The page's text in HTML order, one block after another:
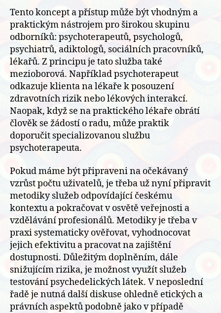
Tento koncept a přístup může být vhodným a
praktickým nástrojem pro širokou skupinu
odborníků: psychoterapeutů, psychologů,
psychiatrů, adiktologů, sociálních pracovníků,
lékařů. Z principu je tato služba také
mezioborová. Například psychoterapeut
odkazuje klienta na lékaře k posouzení
zdravotních rizik nebo lékových interakcí.
Naopak, když se na praktického lékaře obrátí
člověk se žádostí o radu, může praktik
doporučit specializovanou službu
psychoterapeuta.
Pokud máme být připraveni na očekávaný
vzrůst počtu uživatelů, je třeba už nyní připravit
metodiky služeb odpovídající českému
kontextu a pokračovat v osvětě veřejnosti a
vzdělávání profesionálů. Metodiky je třeba v
praxi systematicky ověřovat, vyhodnocovat
jejich efektivitu a pracovat na zajištění
dostupnosti. Důležitým doplněním, dále
snižujícím rizika, je možnost využít služeb
testování psychedelických látek. V neposlední
řadě je nutná další diskuse ohledně etických a
právních aspektů podobně jako v případě